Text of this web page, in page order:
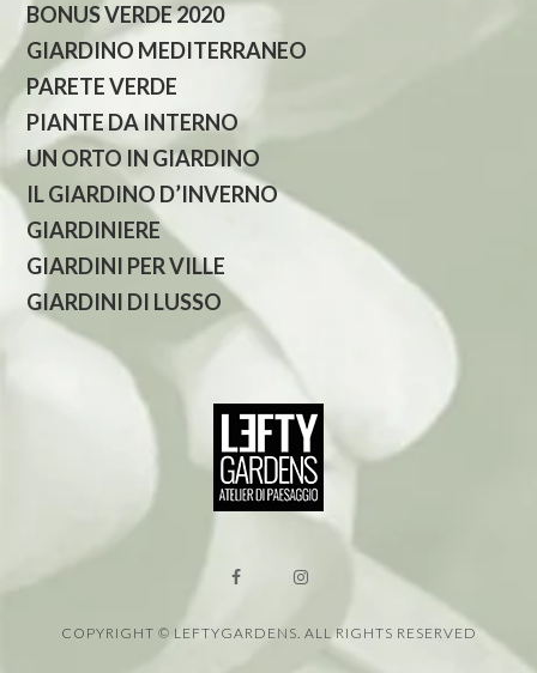
BONUS VERDE 2020
GIARDINO MEDITERRANEO
PARETE VERDE
PIANTE DA INTERNO
UN ORTO IN GIARDINO
IL GIARDINO D’INVERNO
GIARDINIERE
GIARDINI PER VILLE
GIARDINI DI LUSSO
COPYRIGHT © LEFTYGARDENS. ALL RIGHTS RESERVED